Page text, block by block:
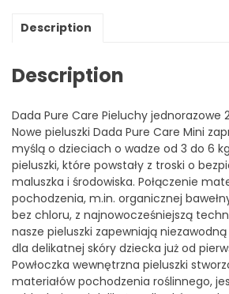
Description
Description
Dada Pure Care Pieluchy jednorazowe 2
Nowe pieluszki Dada Pure Care Mini
myślą o dzieciach o wadze od 3 do 6
pieluszki, które powstały z troski o
maluszka i środowiska. Połączenie
pochodzenia, m.in. organicznej
bez chloru, z najnowocześniejszą
nasze pieluszki zapewniają
dla delikatnej skóry dziecka już od
Powłoczka wewnętrzna pieluszki
materiałów pochodzenia roślinnego,